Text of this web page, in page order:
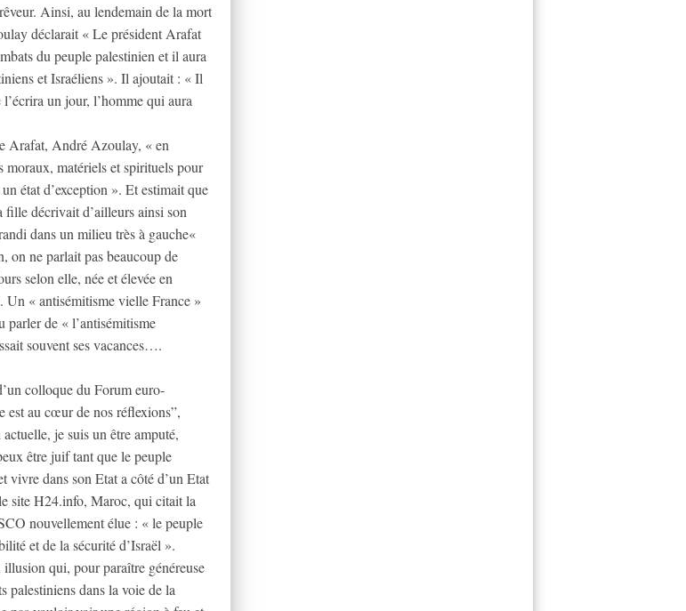
Ainsi, au lendemain de la mort
déclarait « Le président Arafat
du peuple palestinien et il aura
et Israéliens ». Il ajoutait : « Il
un jour, l’homme qui aura
Arafat, André Azoulay, « en
moraux, matériels et spirituels pour
état d’exception ». Et estimait que
fille décrivait d’ailleurs ainsi son
dans un milieu très à gauche«
ne parlait pas beaucoup de
selon elle, née et élevée en
Un « antisémitisme vielle France »
parler de « l’antisémitisme
souvent ses vacances….
colloque du Forum euro-
est au cœur de nos réflexions”,
je suis un être amputé,
être juif tant que le peuple
vivre dans son Etat a côté d’un Etat
site H24.info, Maroc, qui citait la
nouvellement élue : « le peuple
et de la sécurité d’Israël ».
illusion qui, pour paraître généreuse
palestiniens dans la voie de la